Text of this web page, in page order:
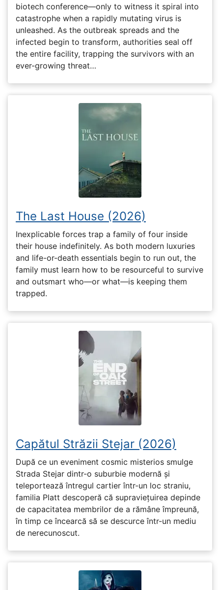
biotech conference—only to witness it spiral into
catastrophe when a rapidly mutating virus is
unleashed. As the outbreak spreads and the
infected begin to transform, authorities seal off
the entire facility, trapping the survivors with an
ever-growing threat…
The Last House (2026)
Inexplicable forces trap a family of four inside
their house indefinitely. As both modern luxuries
and life-or-death essentials begin to run out, the
family must learn how to be resourceful to survive
and outsmart who—or what—is keeping them
trapped.
Capătul Străzii Stejar (2026)
După ce un eveniment cosmic misterios smulge
Strada Stejar dintr-o suburbie modernă și
teleportează întregul cartier într-un loc straniu,
familia Platt descoperă că supraviețuirea depinde
de capacitatea membrilor de a rămâne împreună,
în timp ce încearcă să se descurce într-un mediu
de nerecunoscut.